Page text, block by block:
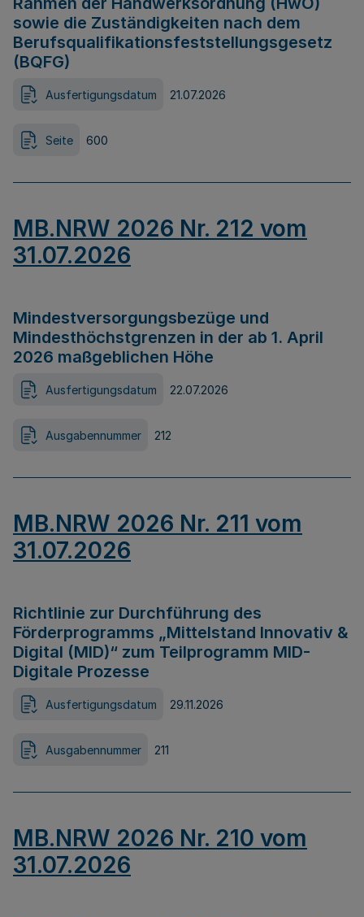
sowie die Zuständigkeiten nach dem
Berufsqualifikationsfeststellungsgesetz
(BQFG)
Ausfertigungsdatum 21.07.2026
Seite 600
MB.NRW 2026 Nr. 212 vom
31.07.2026
Mindestversorgungsbezüge und
Mindesthöchstgrenzen in der ab 1. April
2026 maßgeblichen Höhe
Ausfertigungsdatum 22.07.2026
Ausgabennummer 212
MB.NRW 2026 Nr. 211 vom
31.07.2026
Richtlinie zur Durchführung des
Förderprogramms „Mittelstand Innovativ &
Digital (MID)“ zum Teilprogramm MID-
Digitale Prozesse
Ausfertigungsdatum 29.11.2026
Ausgabennummer 211
MB.NRW 2026 Nr. 210 vom
31.07.2026